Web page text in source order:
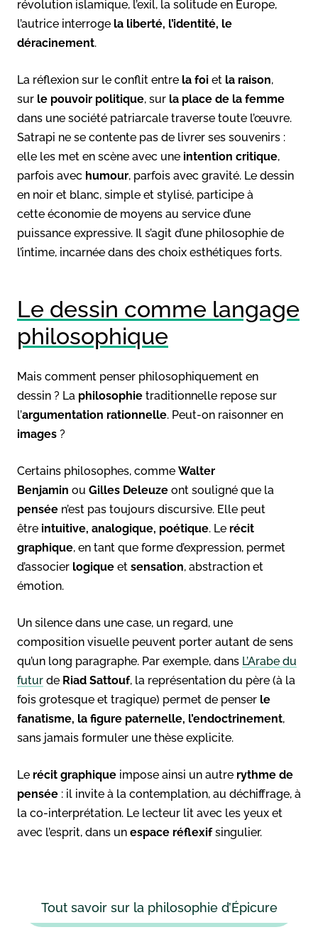
révolution islamique, l’exil, la solitude en Europe,
l’autrice interroge la liberté, l’identité, le
déracinement.
La réflexion sur le conflit entre la foi et la raison,
sur le pouvoir politique, sur la place de la femme
dans une société patriarcale traverse toute l’œuvre.
Satrapi ne se contente pas de livrer ses souvenirs :
elle les met en scène avec une intention critique,
parfois avec humour, parfois avec gravité. Le dessin
en noir et blanc, simple et stylisé, participe à
cette économie de moyens au service d’une
puissance expressive. Il s’agit d’une philosophie de
l’intime, incarnée dans des choix esthétiques forts.
Le dessin comme langage
philosophique
Mais comment penser philosophiquement en
dessin ? La philosophie traditionnelle repose sur
l’argumentation rationnelle. Peut-on raisonner en
images ?
Certains philosophes, comme Walter
Benjamin ou Gilles Deleuze ont souligné que la
pensée n’est pas toujours discursive. Elle peut
être intuitive, analogique, poétique. Le récit
graphique, en tant que forme d’expression, permet
d’associer logique et sensation, abstraction et
émotion.
Un silence dans une case, un regard, une
composition visuelle peuvent porter autant de sens
qu’un long paragraphe. Par exemple, dans L’Arabe du
futur de Riad Sattouf, la représentation du père (à la
fois grotesque et tragique) permet de penser le
fanatisme, la figure paternelle, l’endoctrinement,
sans jamais formuler une thèse explicite.
Le récit graphique impose ainsi un autre rythme de
pensée : il invite à la contemplation, au déchiffrage, à
la co-interprétation. Le lecteur lit avec les yeux et
avec l’esprit, dans un espace réflexifsingulier.
Tout savoir sur la philosophie d’Épicure